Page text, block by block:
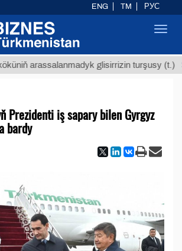
arassalanmadyk glisirrizin turşusy (t.)
Prezidenti iş sapary bilen Gyrgyz
bardy
ENG TM РУС